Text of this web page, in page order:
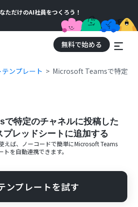
ただけのAI社員をつくろう！
無料で始める
ンプレート Microsoft Teamsで特定の
特定のチャネルに投稿した
レッドシートに追加する
えば、ノーコードで簡単にMicrosoft Teams
トを自動連携できます。
ンプレートを試す